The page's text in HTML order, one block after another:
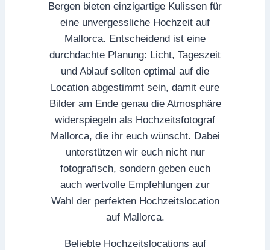
Bergen bieten einzigartige Kulissen für
eine unvergessliche Hochzeit auf
Mallorca. Entscheidend ist eine
durchdachte Planung: Licht, Tageszeit
und Ablauf sollten optimal auf die
Location abgestimmt sein, damit eure
Bilder am Ende genau die Atmosphäre
widerspiegeln als Hochzeitsfotograf
Mallorca, die ihr euch wünscht. Dabei
unterstützen wir euch nicht nur
fotografisch, sondern geben euch
auch wertvolle Empfehlungen zur
Wahl der perfekten Hochzeitslocation
auf Mallorca.
Beliebte Hochzeitslocations auf